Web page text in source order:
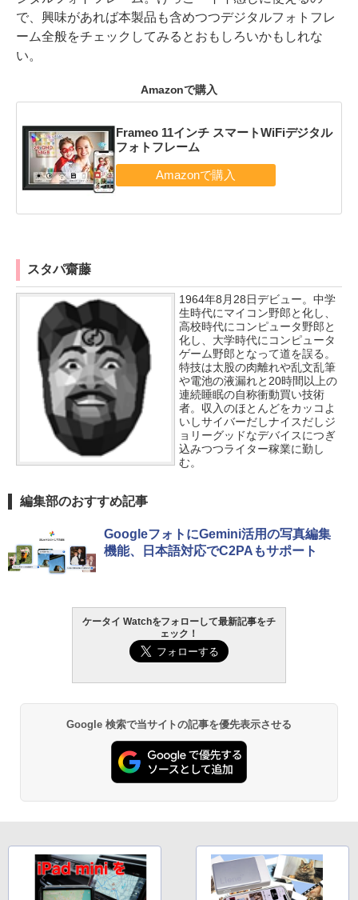
で、興味があれば本製品も含めつつデジタルフォトフレ
ーム全般をチェックしてみるとおもしろいかもしれな
い。
Amazonで購入
Frameo 11インチ スマートWiFiデジタル
フォトフレーム
スタパ齋藤
1964年8月28日デビュー。中学
生時代にマイコン野郎と化し、
高校時代にコンピュータ野郎と
化し、大学時代にコンピュータ
ゲーム野郎となって道を誤る。
特技は太股の肉離れや乱文乱筆
や電池の液漏れと20時間以上の
連続睡眠の自称衝動買い技術
者。収入のほとんどをカッコよ
いしサイバーだしナイスだしジ
ョリーグッドなデバイスにつぎ
込みつつライター稼業に勤し
む。
編集部のおすすめ記事
GoogleフォトにGemini活用の写真編集
機能、日本語対応でC2PAもサポート
ケータイ Watchをフォローして最新記事をチ
ェック！
Google 検索で当サイトの記事を優先表示させる